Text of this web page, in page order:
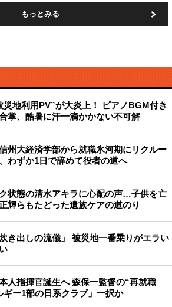
もっとみる
災地利用PV”が大炎上！ ピアノBGM付き
掌、酷暑に汗一滴かかない不可解
州大経済学部から就職氷河期にリクルー
わずか1日で辞めて役者の道へ
状態の清水アキラに心配の声…子供を亡
輝らもたどった遺族ケアの道のり
き出しの流儀」 被災地一番乗りがエラい
人指揮官誕生へ 森保一監督の“再就職
ギー1部の日系クラブ」一択か